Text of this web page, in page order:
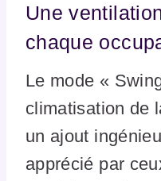
Une
chaque
Le mode «
climatisation de
un ajout
apprécié par